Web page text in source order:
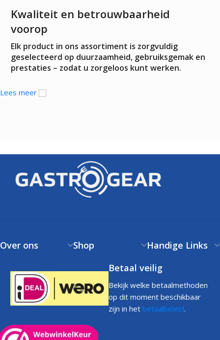
Kwaliteit en betrouwbaarheid
voorop
Elk product in ons assortiment is zorgvuldig
geselecteerd op duurzaamheid, gebruiksgemak en
prestaties – zodat u zorgeloos kunt werken.
Lees meer
Over ons Shop
Handige Links
Betaal veilig
Bekijk welke betaalmethoden
op dit moment beschikbaar
zijn in het betaalbeleid.